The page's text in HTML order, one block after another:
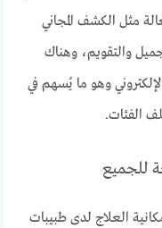
مثل الكشف المجاني
والتقويم، وهناك
وهو ما يُسهم في
الفئات.
للجميع
العلاج لدى طبيبات